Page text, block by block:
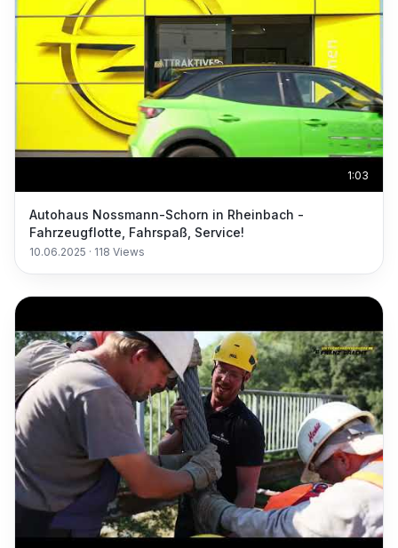
1:03
Autohaus Nossmann-Schorn in Rheinbach -
Fahrzeugflotte, Fahrspaß, Service!
10.06.2025 · 118 Views